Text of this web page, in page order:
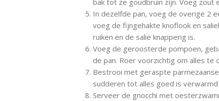
bak tot ze goudbruin zijn. Voeg zout
In dezelfde pan, voeg de overige 2
voeg de fijngehakte knoflook en
ruiken en de salie knapperig is.
Voeg de geroosterde pompoen,
de pan. Roer voorzichtig om alles te
Bestrooi met geraspte
sudderen tot alles goed is
Serveer de gnocchi met